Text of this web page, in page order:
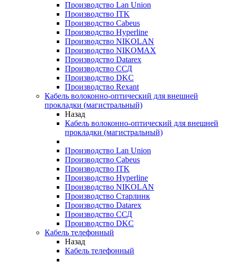
Производство Lan Union
Производство ITK
Производство Cabeus
Производство Hyperline
Производство NIKOLAN
Производство NIKOMAX
Производство Datarex
Производство ССД
Производство DKC
Производство Rexant
Кабель волоконно-оптический для внешней
прокладки (магистральный)
Назад
Кабель волоконно-оптический для внешней
прокладки (магистральный)
Производство Lan Union
Производство Cabeus
Производство ITK
Производство Hyperline
Производство NIKOLAN
Производство Старлинк
Производство Datarex
Производство ССД
Производство DKC
Кабель телефонный
Назад
Кабель телефонный